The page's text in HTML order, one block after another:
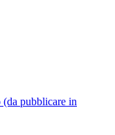
pubblicare in